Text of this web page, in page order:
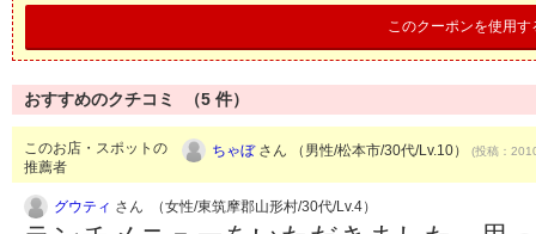
このクーポンを使用す
おすすめのクチコミ （5 件）
このお店・スポットの
推薦者
ちゃぼさん （男性/松本市/30代/Lv.10） (投稿：
グウティ さん （女性/東筑摩郡山形村/30代/Lv.4）